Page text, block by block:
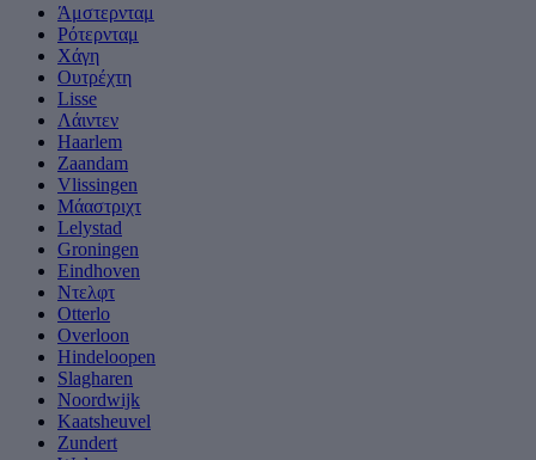
Άμστερνταμ
Ρότερνταμ
Χάγη
Ουτρέχτη
Lisse
Λάιντεν
Haarlem
Zaandam
Vlissingen
Μάαστριχτ
Lelystad
Groningen
Eindhoven
Ντελφτ
Otterlo
Overloon
Hindeloopen
Slagharen
Noordwijk
Kaatsheuvel
Zundert